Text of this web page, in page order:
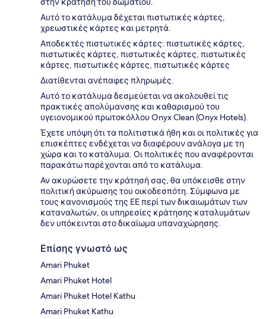
Αυτό το κατάλυμα δέχεται πιστωτικές κάρτες,
χρεωστικές κάρτες και μετρητά.
Αποδεκτές πιστωτικές κάρτες: πιστωτικές κάρτες,
πιστωτικές κάρτες, πιστωτικές κάρτες, πιστωτικές
κάρτες, πιστωτικές κάρτες, πιστωτικές κάρτες
Διατίθενται ανέπαφες πληρωμές.
Αυτό το κατάλυμα δεσμεύεται να ακολουθεί τις
πρακτικές απολύμανσης και καθαρισμού του
υγειονομικού πρωτοκόλλου Onyx Clean (Onyx Hotels).
Έχετε υπόψη ότι τα πολιτιστικά ήθη και οι πολιτικές για
επισκέπτες ενδέχεται να διαφέρουν ανάλογα με τη
χώρα και το κατάλυμα. Οι πολιτικές που αναφέρονται
παρακάτω παρέχονται από το κατάλυμα.
Αν ακυρώσετε την κράτησή σας, θα υπόκεισθε στην
πολιτική ακύρωσης του οικοδεσπότη. Σύμφωνα με
τους κανονισμούς της ΕΕ περί των δικαιωμάτων των
καταναλωτών, οι υπηρεσίες κράτησης καταλυμάτων
δεν υπόκεινται στο δικαίωμα υπαναχώρησης.
Επίσης γνωστό ως
Amari Phuket
Amari Phuket Hotel
Amari Phuket Hotel Kathu
Amari Phuket Kathu